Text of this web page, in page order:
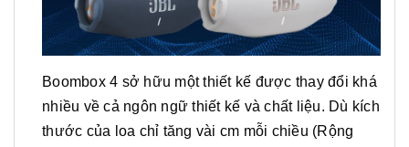
Boombox 4 sở hữu một thiết kế được thay đổi khá
nhiều về cả ngôn ngữ thiết kế và chất liệu. Dù kích
thước của loa chỉ tăng vài cm mỗi chiều (Rộng